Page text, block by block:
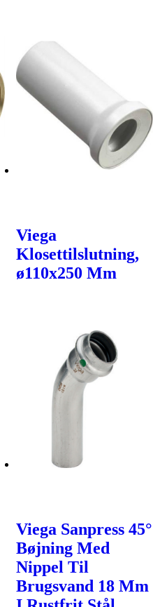
Viega
Klosettilslutning,
ø110x250 Mm
Viega Sanpress 45°
Bøjning Med
Nippel Til
Brugsvand 18 Mm